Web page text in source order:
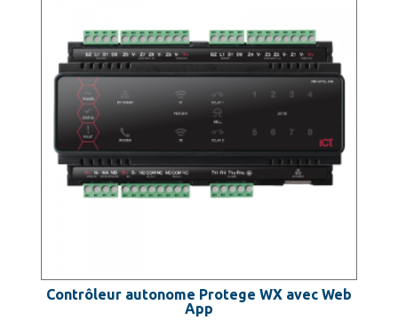
Contrôleur autonome Protege WX avec Web
App